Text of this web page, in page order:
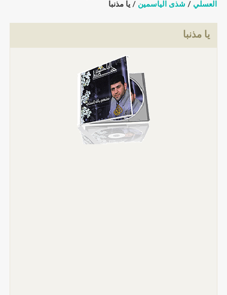
العسلي / شذى الياسمين / يا مذنبا
يا مذنبا